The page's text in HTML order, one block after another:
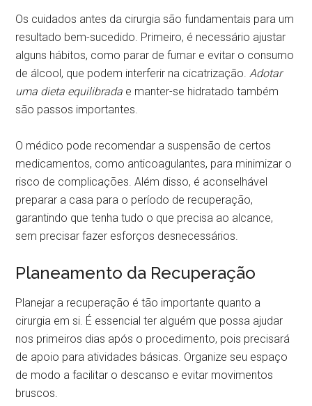
Os cuidados antes da cirurgia são fundamentais para um
resultado bem-sucedido. Primeiro, é necessário ajustar
alguns hábitos, como parar de fumar e evitar o consumo
de álcool, que podem interferir na cicatrização. Adotar
uma dieta equilibrada e manter-se hidratado também
são passos importantes.
O médico pode recomendar a suspensão de certos
medicamentos, como anticoagulantes, para minimizar o
risco de complicações. Além disso, é aconselhável
preparar a casa para o período de recuperação,
garantindo que tenha tudo o que precisa ao alcance,
sem precisar fazer esforços desnecessários.
Planeamento da Recuperação
Planejar a recuperação é tão importante quanto a
cirurgia em si. É essencial ter alguém que possa ajudar
nos primeiros dias após o procedimento, pois precisará
de apoio para atividades básicas. Organize seu espaço
de modo a facilitar o descanso e evitar movimentos
bruscos.